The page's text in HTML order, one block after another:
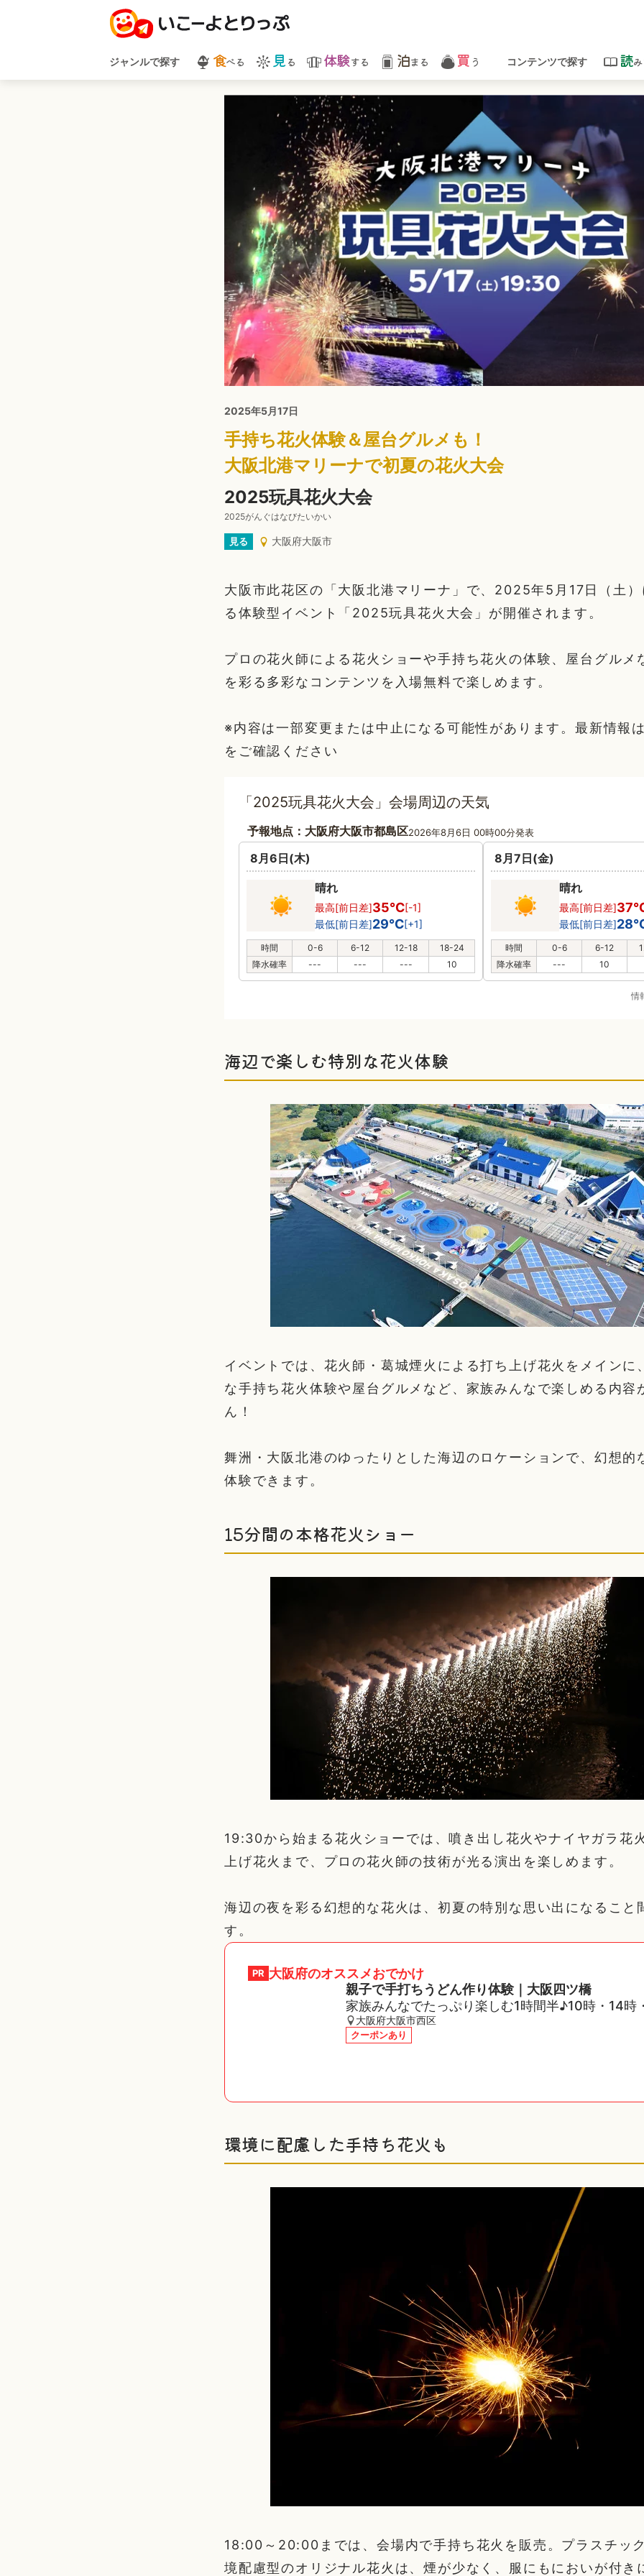
ジャンルで探す 食べる 見 る 体験する 泊まる 買 う コンテンツで探す 読
2025年5月17日
手持ち花火体験＆屋台グルメも！
大阪北港マリーナで初夏の花火大会
2025玩具花火大会
2025がんぐはなびたいかい
見る 大阪府大阪市
大阪市此花区の「大阪北港マリーナ」で、2025年5月17日（土
る体験型イベント「2025玩具花火大会」が開催されます。
プロの花火師による花火ショーや手持ち花火の体験、屋台グルメ
を彩る多彩なコンテンツを入場無料で楽しめます。
※内容は一部変更または中止になる可能性があります。最新情報
をご確認ください
「2025玩具花火大会」会場周辺の天気
予報地点：大阪府大阪市都島区2026年8月6日 00時00分発表
8月6日(木)
晴れ
最高[前日差]35℃[-1]
最低[前日差]29℃[+1]
時間 0-6 6-12 12-18
18-24
降水確率
--- --- --- 10
8月7日(金)
晴れ
最高[前日差]
最低[前日差]
時間 0-6 6-12
降水確率
--- 10
情
海辺で楽しむ特別な花火体験
イベントでは、花火師・葛城煙火による打ち上げ花火をメインに
な手持ち花火体験や屋台グルメなど、家族みんなで楽しめる内容
ん！
舞洲・大阪北港のゆったりとした海辺のロケーションで、幻想的
体験できます。
15分間の本格花火ショー
19:30から始まる花火ショーでは、噴き出し花火やナイヤガラ花
上げ花火まで、プロの花火師の技術が光る演出を楽しめます。
海辺の夜を彩る幻想的な花火は、初夏の特別な思い出になること
す。
PR 大阪府のオススメおでかけ
親子で手打ちうどん作り体験｜大阪四ツ橋
家族みんなでたっぷり楽しむ1時間半♪10時・14時
大阪府大阪市西区
クーポンあり
環境に配慮した手持ち花火も
18:00～20:00までは、会場内で手持ち花火を販売。プラスチッ
境配慮型のオリジナル花火は、煙が少なく、服にもにおいが付き